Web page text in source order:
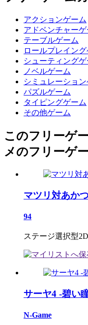
アクションゲーム
アドベンチャーゲ
テーブルゲーム
ロールプレイング
シューティングゲ
ノベルゲーム
シミュレーション
パズルゲーム
タイピングゲーム
その他ゲーム
このフリーゲ
メのフリーゲ
マツリ対あか
94
ステージ選択型
サーヤ4 -碧い
N-Game